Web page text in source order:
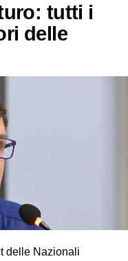
tutti i
delle
delle Nazionali